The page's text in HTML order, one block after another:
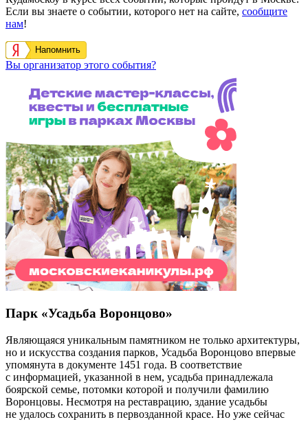
Если вы знаете о событии, которого нет на сайте, сообщите
нам!
Напомнить
Вы организатор этого события?
Парк «Усадьба Воронцово»
Являющаяся уникальным памятником не только архитектуры,
но и искусства создания парков, Усадьба Воронцово впервые
упомянута в документе 1451 года. В соответствие
с информацией, указанной в нем, усадьба принадлежала
боярской семье, потомки которой и получили фамилию
Воронцовы. Несмотря на реставрацию, здание усадьбы
не удалось сохранить в первозданной красе. Но уже сейчас